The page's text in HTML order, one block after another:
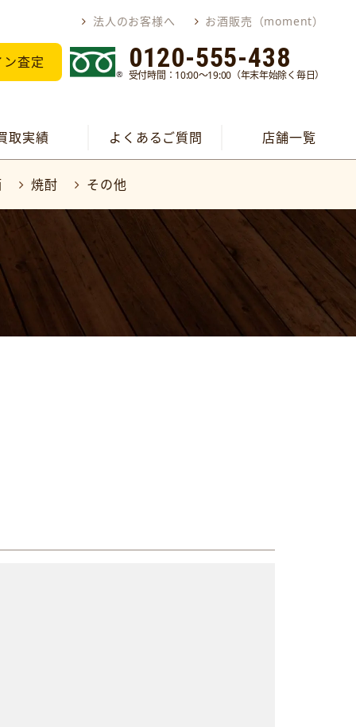
法人のお客様へ お酒販売（moment）
査定 0120-555-438
受付時間：10:00～19:00（年末年始除く毎日）
取実績 よくあるご質問 店舗一覧
焼酎 その他